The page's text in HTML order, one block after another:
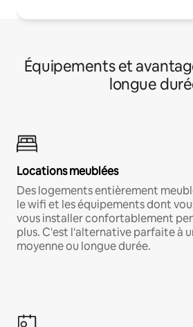
Équipements et
longue
Locations meublées
Des logements entièrement
le wifi et les équipements dont
vous installer confortablement
plus. C'est l'alternative parfaite à
moyenne ou longue durée.